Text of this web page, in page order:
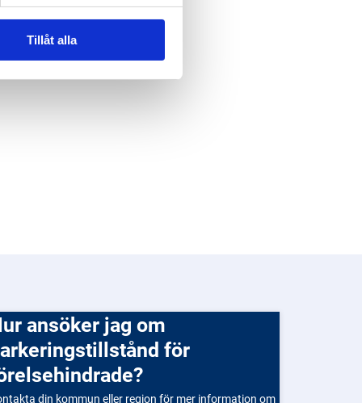
Tillåt alla
för
din kommun eller region för mer information om